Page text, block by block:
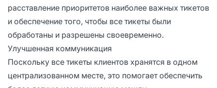
расставление приоритетов наиболее важных тикетов
и обеспечение того, чтобы все тикеты были
обработаны и разрешены своевременно.
Улучшенная коммуникация
Поскольку все тикеты клиентов хранятся в одном
централизованном месте, это помогает обеспечить